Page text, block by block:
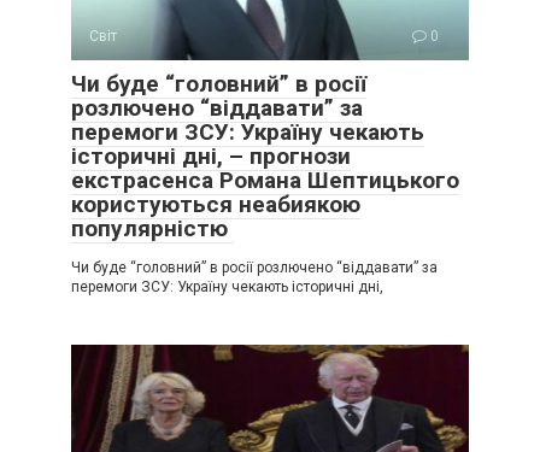
Світ 0
Чи буде “головний” в росії
розлючено “віддавати” за
перемоги ЗСУ: Україну чекають
історичні дні, – прогнози
екстрасенса Романа Шептицького
користуються неабиякою
популярністю
Чи буде “головний” в росії розлючено “віддавати” за
перемоги ЗСУ: Україну чекають історичні дні,